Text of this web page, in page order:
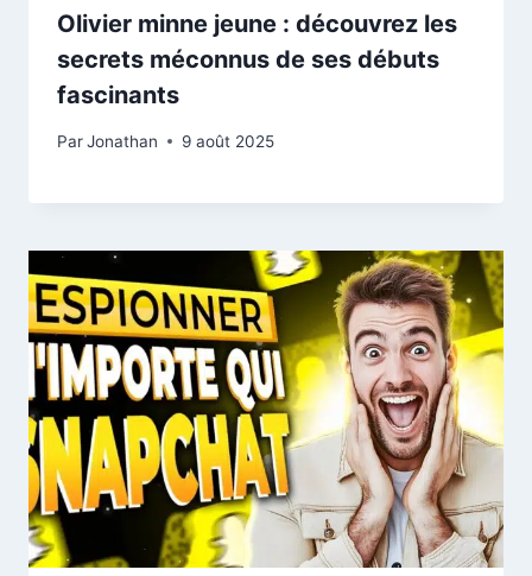
Olivier minne jeune : découvrez les
secrets méconnus de ses débuts
fascinants
ParJonathan 9 août 2025